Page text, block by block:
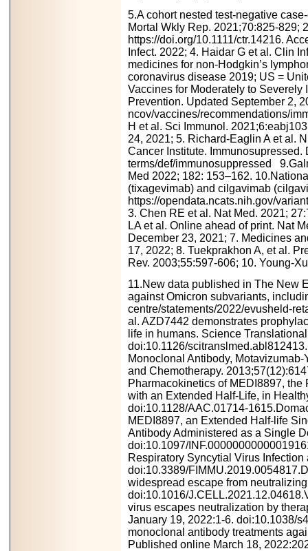
5.A cohort nested test-negative
Mortal Wkly Rep. 2021;70:825-829;
https://doi.org/10.1111/ctr.14216.
Infect. 2022; 4. Haidar G et al. Clin
medicines for non-Hodgkin’s
coronavirus disease 2019; US =
Vaccines for Moderately to
Prevention. Updated September 2,
ncov/vaccines/recommendations/
H et al. Sci Immunol.
24, 2021; 5. Richard-Eaglin A et al.
Cancer Institute. Immunosupressed.
terms/def/immunosuppressed
Med 2022; 182: 153–162.
(tixagevimab) and cilgavimab
https://opendata.ncats.nih.gov/
3. Chen RE et al. Nat Med. 2021;
LA et al. Online ahead of print. Nat
December 23, 2021; 7. Medicines
17, 2022; 8. Tuekprakhon A, et al.
Rev. 2003;55:597-606; 10. Young-
11.New data published in The New
against Omicron subvariants,
centre/statements/2022/evusheld-
al. AZD7442 demonstrates
life in humans. Science
doi:10.1126/
Monoclonal Antibody,
and Chemotherapy.
Pharmacokinetics of MEDI8897,
with an Extended Half-Life, in
doi:10.1128/AAC.01714-
MEDI8897, an Extended Half-life
Antibody Administered as a Single
doi:10.1097/
Respiratory Syncytial Virus
doi:10.3389/
widespread escape from
doi:10.1016/
virus escapes neutralization by
January 19, 2022:1-6. doi:10.1038/
monoclonal antibody treatments
Published online March 18,